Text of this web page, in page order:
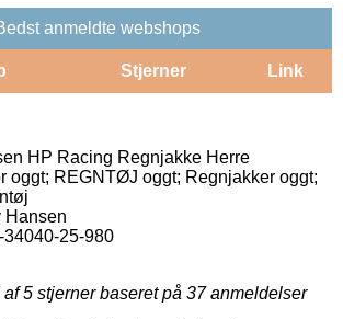
anmeldte webshops
Stjerner Link
HP Racing Regnjakke Herre
oggt; REGNTØJ oggt; Regnjakker oggt;
Hansen
34040-25-980
af 5 stjerner baseret på 37anmeldelser